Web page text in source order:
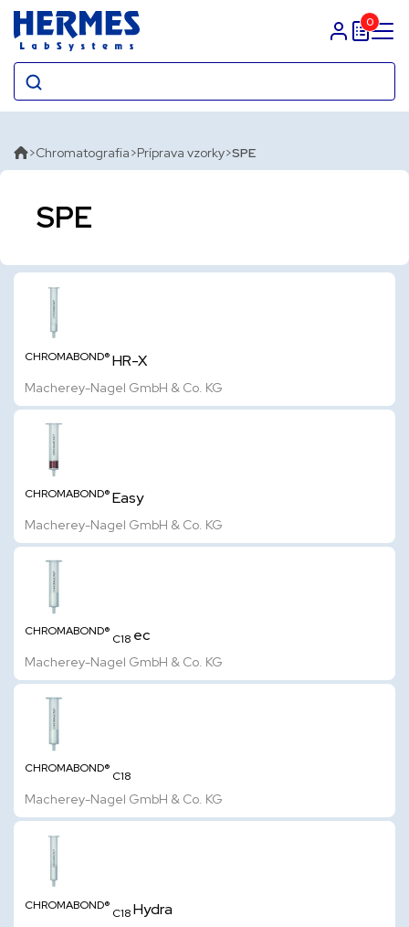
Prihlasit sa
0
Chromatografia Príprava vzorky SPE
SPE
CHROMABOND®HR-X
Macherey-Nagel GmbH & Co. KG
CHROMABOND®Easy
Macherey-Nagel GmbH & Co. KG
CHROMABOND®
C18 ec
Macherey-Nagel GmbH & Co. KG
CHROMABOND®
C18
Macherey-Nagel GmbH & Co. KG
CHROMABOND®
C18Hydra